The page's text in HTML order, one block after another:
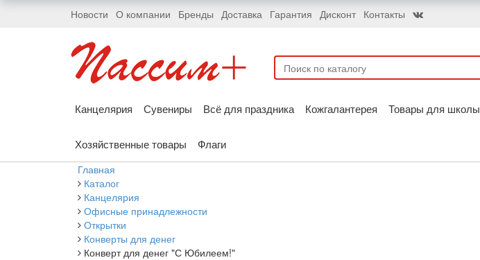
Новости О компании Бренды Доставка Гарантия Дисконт Контакты
Канцелярия Сувениры Всё для праздника Кожгалантерея Товары для школы
Хозяйственные товары Флаги
Главная
Каталог
Канцелярия
Офисные принадлежности
Открытки
Конверты для денег
Конверт для денег "С Юбилеем!"